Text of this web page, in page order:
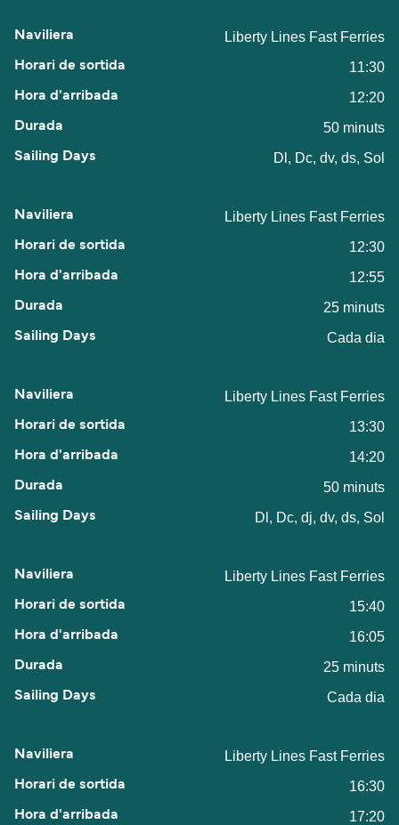
Liberty Lines Fast Ferries
11:30
12:20
50 minuts
Dl, Dc, dv, ds, Sol
Liberty Lines Fast Ferries
12:30
12:55
25 minuts
Cada dia
Liberty Lines Fast Ferries
13:30
14:20
50 minuts
Dl, Dc, dj, dv, ds, Sol
Liberty Lines Fast Ferries
15:40
16:05
25 minuts
Cada dia
Liberty Lines Fast Ferries
16:30
17:20